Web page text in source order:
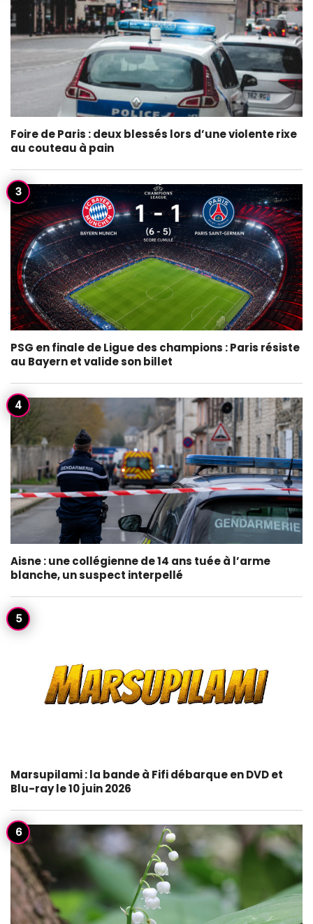
Foire de Paris : deux blessés lors d’une violente rixe
au couteau à pain
PSG en finale de Ligue des champions : Paris résiste
au Bayern et valide son billet
Aisne : une collégienne de 14 ans tuée à l’arme
blanche, un suspect interpellé
Marsupilami : la bande à Fifi débarque en DVD et
Blu-ray le 10 juin 2026